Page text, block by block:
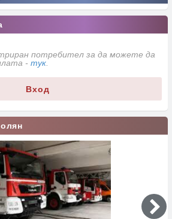
потребител за да можете да
- тук
Вход